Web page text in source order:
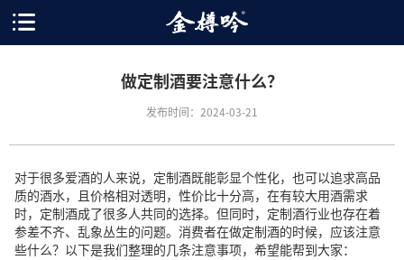
做定制酒要注意什么？
发布时间：2024-03-21
对于很多爱酒的人来说，定制酒既能彰显个性化，也可以追求高品
质的酒水，且价格相对透明，性价比十分高，在有较大用酒需求
时，定制酒成了很多人共同的选择。但同时，定制酒行业也存在着
参差不齐、乱象丛生的问题。消费者在做定制酒的时候，应该注意
些什么？以下是我们整理的几条注意事项，希望能帮到大家：